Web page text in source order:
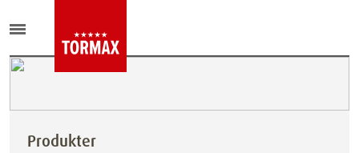
Produkter